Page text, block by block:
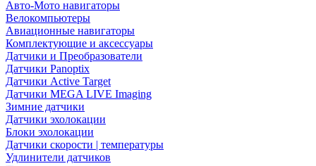
Авто-Мото навигаторы
Велокомпьютеры
Авиационные навигаторы
Комплектующие и аксессуары
Датчики и Преобразователи
Датчики Panoptix
Датчики Active Target
Датчики MEGA LIVE Imaging
Зимние датчики
Датчики эхолокации
Блоки эхолокации
Датчики скорости | температуры
Удлинители датчиков